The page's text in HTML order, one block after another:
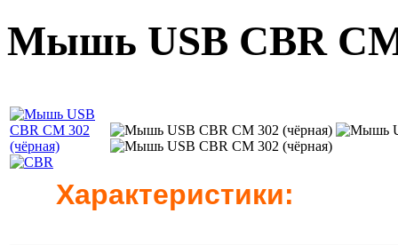
Мышь USB CBR
Характеристики: